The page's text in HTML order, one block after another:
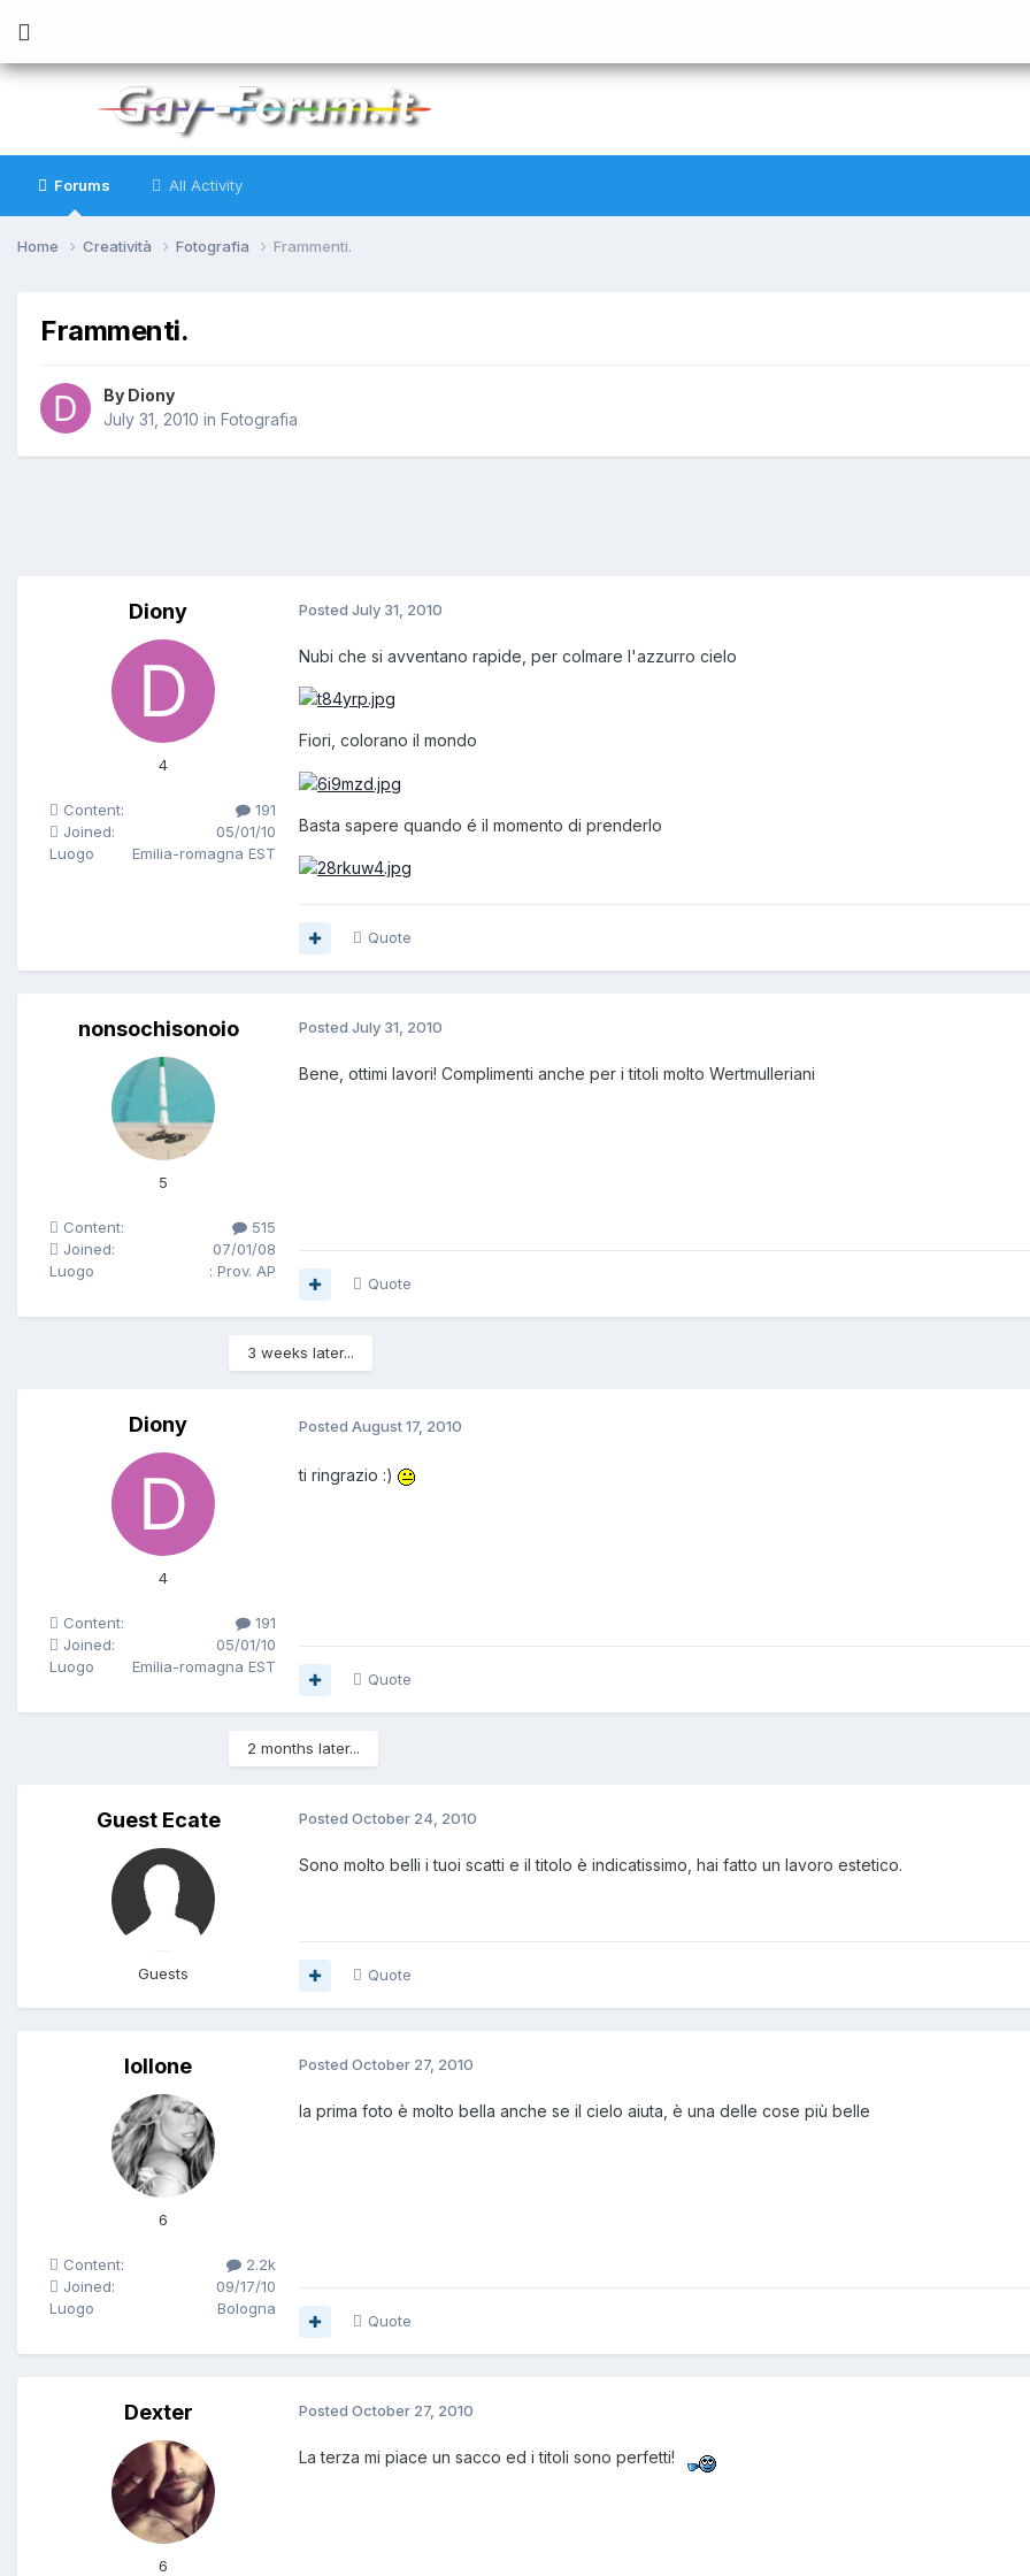
Forums All Activity
Home Creatività Fotografia Frammenti.
Frammenti.
By Diony
July 31, 2010 in Fotografia
Diony
4
Content:
191
Joined:
05/01/10
Luogo
Emilia-romagna EST
Posted July 31, 2010
Nubi che si avventano rapide, per colmare l'azzurro cielo
Fiori, colorano il mondo
Basta sapere quando é il momento di prenderlo
Quote
nonsochisonoio
5
Content:
515
Joined:
07/01/08
Luogo
: Prov. AP
Posted July 31, 2010
Bene, ottimi lavori! Complimenti anche per i titoli molto Wertmulleriani
Quote
3 weeks later...
Diony
4
Content:
191
Joined:
05/01/10
Luogo
Emilia-romagna EST
Posted August 17, 2010
ti ringrazio :)
Quote
2 months later...
Guest Ecate
Guests
Posted October 24, 2010
Sono molto belli i tuoi scatti e il titolo è indicatissimo, hai fatto un lavoro estetico.
Quote
lollone
6
Content:
2.2k
Joined:
09/17/10
Luogo
Bologna
Posted October 27, 2010
la prima foto è molto bella anche se il cielo aiuta, è una delle cose più belle
Quote
Dexter
6
Posted October 27, 2010
La terza mi piace un sacco ed i titoli sono perfetti!